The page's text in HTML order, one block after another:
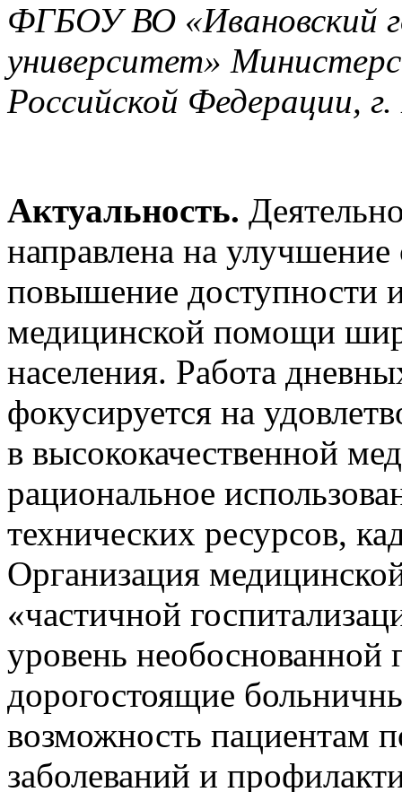
ФГБОУ ВО «Ивановский
университет»
Российской Федерации,
Актуальность.
направлена на улучшение
повышение доступности
медицинской помощи
населения. Работа
фокусируется на
в высококачественной
рациональное
технических ресурсов,
Организация
«частичной
уровень необоснованной
дорогостоящие
возможность пациентам
заболеваний и